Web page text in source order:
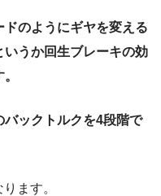
のようにギヤを変える
うか回生ブレーキの効
バックトルクを4段階で
ます。